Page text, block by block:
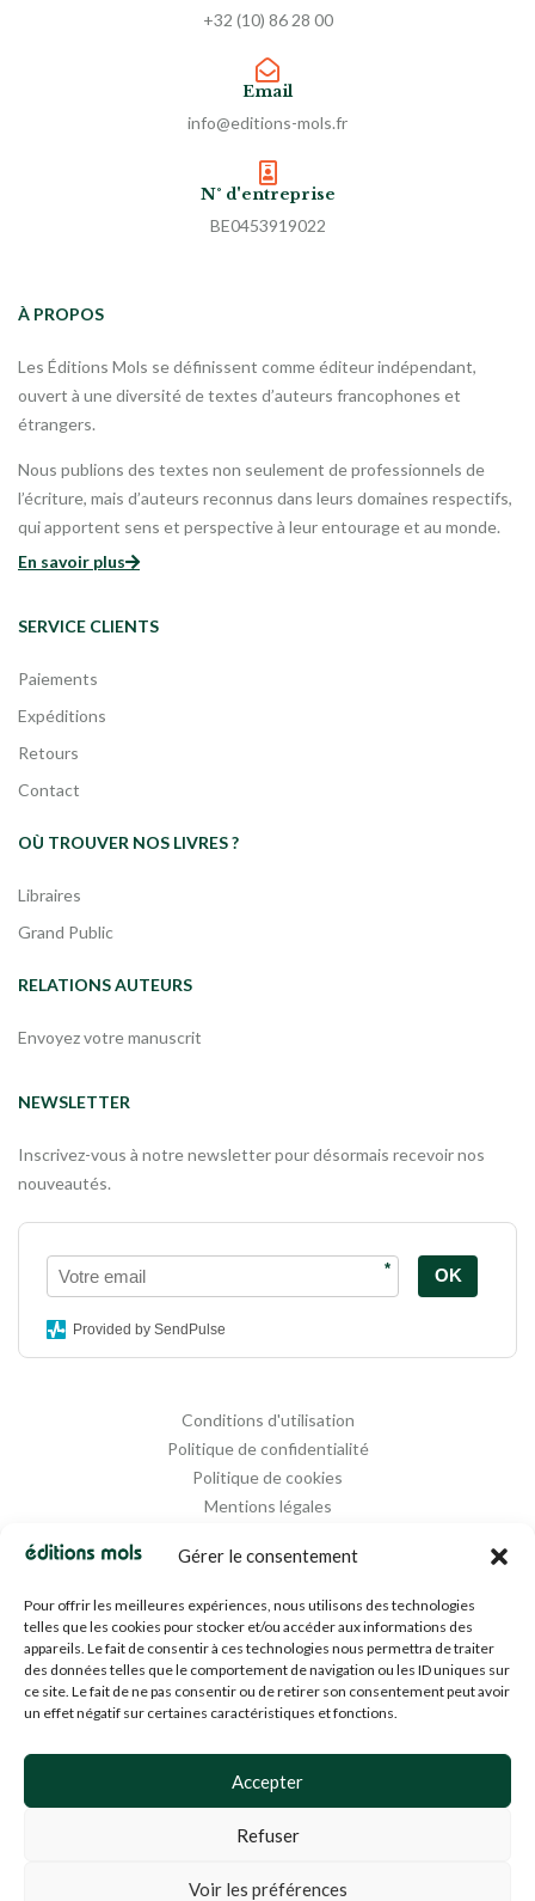
Gérer le consentement
Pour offrir les meilleures expériences, nous utilisons des technologies
telles que les cookies pour stocker et/ou accéder aux informations des
appareils. Le fait de consentir à ces technologies nous permettra de traiter
des données telles que le comportement de navigation ou les ID uniques sur
ce site. Le fait de ne pas consentir ou de retirer son consentement peut avoir
un effet négatif sur certaines caractéristiques et fonctions.
Accepter
Refuser
Voir les préférences
+32 (10) 86 28 00
Email
info@editions-mols.fr
N° d'entreprise
BE0453919022
À PROPOS
Les Éditions Mols se définissent comme éditeur indépendant,
ouvert à une diversité de textes d’auteurs francophones et
étrangers.
Nous publions des textes non seulement de professionnels de
l’écriture, mais d’auteurs reconnus dans leurs domaines respectifs,
qui apportent sens et perspective à leur entourage et au monde.
En savoir plus
SERVICE CLIENTS
Paiements
Expéditions
Retours
Contact
OÙ TROUVER NOS LIVRES ?
Libraires
Grand Public
RELATIONS AUTEURS
Envoyez votre manuscrit
NEWSLETTER
Inscrivez-vous à notre newsletter pour désormais recevoir nos
nouveautés.
* OK
Provided by SendPulse
Conditions d'utilisation
Politique de confidentialité
Politique de cookies
Mentions légales
Agence Media 112